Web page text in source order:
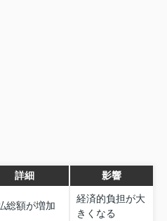
詳細 影響
総額が増加
経済的負担が大
きくなる